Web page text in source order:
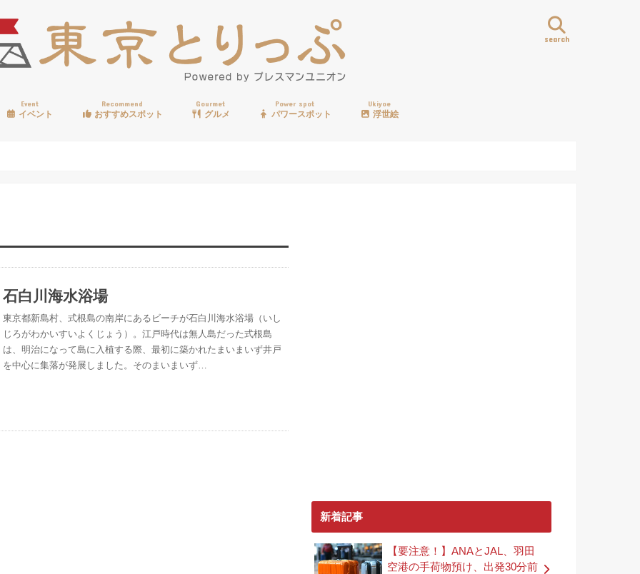
search
Event
イベント
Recommend
おすすめスポット
Gourmet
グルメ
Power spot
パワースポット
Ukiyoe
浮世絵
石白川海水浴場
東京都新島村、式根島の南岸にあるビーチが石白川海水浴場（いし
じろがわかいすいよくじょう）。江戸時代は無人島だった式根島
は、明治になって島に入植する際、最初に築かれたまいまいず井戸
を中心に集落が発展しました。そのまいまいず…
新着記事
【要注意！】ANAとJAL、羽田
空港の手荷物預け、出発30分前